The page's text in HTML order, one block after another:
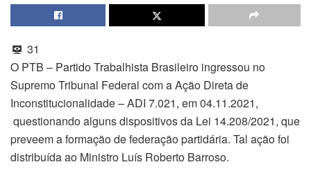
31
O PTB – Partido Trabalhista Brasileiro ingressou no
Supremo Tribunal Federal com a Ação Direta de
Inconstitucionalidade – ADI 7.021, em 04.11.2021,
questionando alguns dispositivos da Lei 14.208/2021, que
preveem a formação de federação partidária. Tal ação foi
distribuída ao Ministro Luís Roberto Barroso.